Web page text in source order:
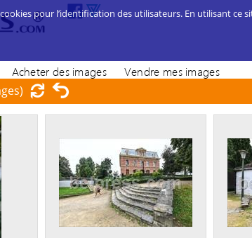
Acheter des images Vendre mes images
pour l’identification des utilisateurs. En utilisant ce